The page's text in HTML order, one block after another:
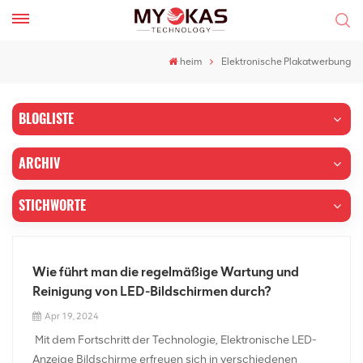
heim Elektronische Plakatwerbung
BLOGLISTE
ARCHIV
STICHWORTE
Wie führt man die regelmäßige Wartung und
Reinigung von LED-Bildschirmen durch?
Apr 19, 2024
Mit dem Fortschritt der Technologie, Elektronische LED-
Anzeige Bildschirme erfreuen sich in verschiedenen